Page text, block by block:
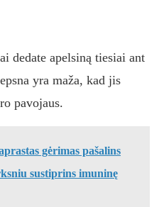
dedate apelsiną tiesiai ant
yra maža, kad jis
pavojaus.
gėrimas pašalins
sustiprins imuninę